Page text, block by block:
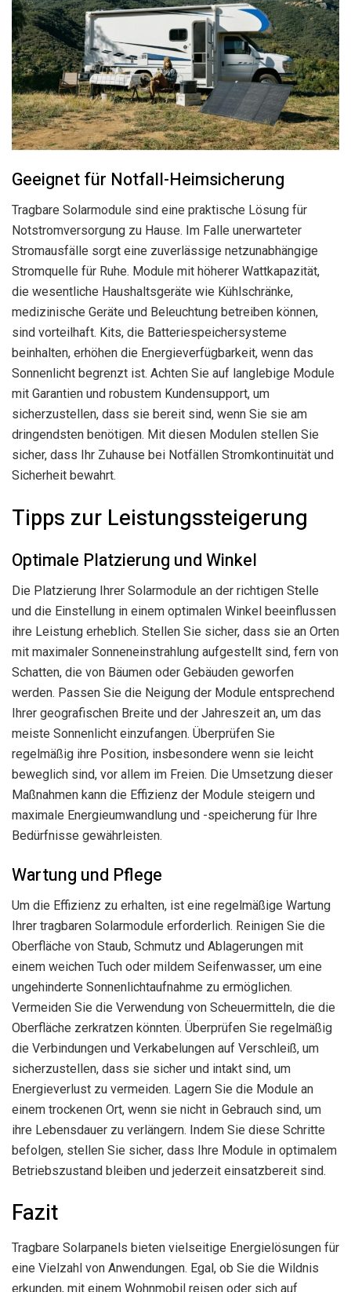
Geeignet für Notfall-Heimsicherung
Tragbare Solarmodule sind eine praktische Lösung für
Notstromversorgung zu Hause. Im Falle unerwarteter
Stromausfälle sorgt eine zuverlässige netzunabhängige
Stromquelle für Ruhe. Module mit höherer Wattkapazität,
die wesentliche Haushaltsgeräte wie Kühlschränke,
medizinische Geräte und Beleuchtung betreiben können,
sind vorteilhaft. Kits, die Batteriespeichersysteme
beinhalten, erhöhen die Energieverfügbarkeit, wenn das
Sonnenlicht begrenzt ist. Achten Sie auf langlebige Module
mit Garantien und robustem Kundensupport, um
sicherzustellen, dass sie bereit sind, wenn Sie sie am
dringendsten benötigen. Mit diesen Modulen stellen Sie
sicher, dass Ihr Zuhause bei Notfällen Stromkontinuität und
Sicherheit bewahrt.
Tipps zur Leistungssteigerung
Optimale Platzierung und Winkel
Die Platzierung Ihrer Solarmodule an der richtigen Stelle
und die Einstellung in einem optimalen Winkel beeinflussen
ihre Leistung erheblich. Stellen Sie sicher, dass sie an Orten
mit maximaler Sonneneinstrahlung aufgestellt sind, fern von
Schatten, die von Bäumen oder Gebäuden geworfen
werden. Passen Sie die Neigung der Module entsprechend
Ihrer geografischen Breite und der Jahreszeit an, um das
meiste Sonnenlicht einzufangen. Überprüfen Sie
regelmäßig ihre Position, insbesondere wenn sie leicht
beweglich sind, vor allem im Freien. Die Umsetzung dieser
Maßnahmen kann die Effizienz der Module steigern und
maximale Energieumwandlung und -speicherung für Ihre
Bedürfnisse gewährleisten.
Wartung und Pflege
Um die Effizienz zu erhalten, ist eine regelmäßige Wartung
Ihrer tragbaren Solarmodule erforderlich. Reinigen Sie die
Oberfläche von Staub, Schmutz und Ablagerungen mit
einem weichen Tuch oder mildem Seifenwasser, um eine
ungehinderte Sonnenlichtaufnahme zu ermöglichen.
Vermeiden Sie die Verwendung von Scheuermitteln, die die
Oberfläche zerkratzen könnten. Überprüfen Sie regelmäßig
die Verbindungen und Verkabelungen auf Verschleiß, um
sicherzustellen, dass sie sicher und intakt sind, um
Energieverlust zu vermeiden. Lagern Sie die Module an
einem trockenen Ort, wenn sie nicht in Gebrauch sind, um
ihre Lebensdauer zu verlängern. Indem Sie diese Schritte
befolgen, stellen Sie sicher, dass Ihre Module in optimalem
Betriebszustand bleiben und jederzeit einsatzbereit sind.
Fazit
Tragbare Solarpanels bieten vielseitige Energielösungen für
eine Vielzahl von Anwendungen. Egal, ob Sie die Wildnis
erkunden, mit einem Wohnmobil reisen oder sich auf